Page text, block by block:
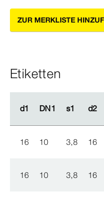
ZUR MERKLISTE
Etiketten
d1 DN1 s1 d2
d1 DN1 s1 d2
16 10 3,8 16
16 10 3,8 16